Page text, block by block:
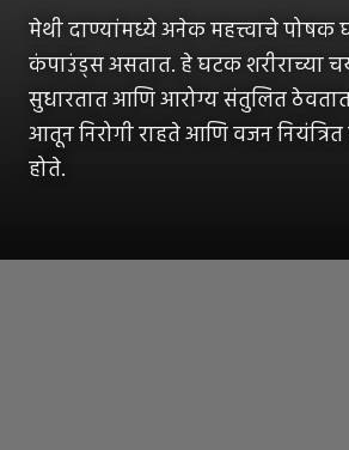
मेथी दाण्यांमध्ये अनेक महत्त्वाचे
कंपाउंड्स असतात. हे घटक शरीराच्या
सुधारतात आणि आरोग्य संतुलित
आतून निरोगी राहते आणि वजन
होते.